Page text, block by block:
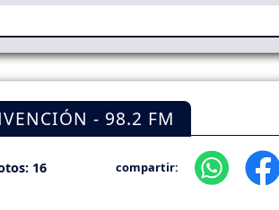
- 98.2 FM
16 compartir: